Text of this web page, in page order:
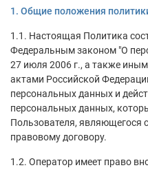
1. Общие положения
1.1. Настоящая Политика
Федеральным законом "О
27 июля 2006 г., а также
актами Российской
персональных данных и
персональных данных,
Пользователя, являющегося
правовому договору.
1.2. Оператор имеет право